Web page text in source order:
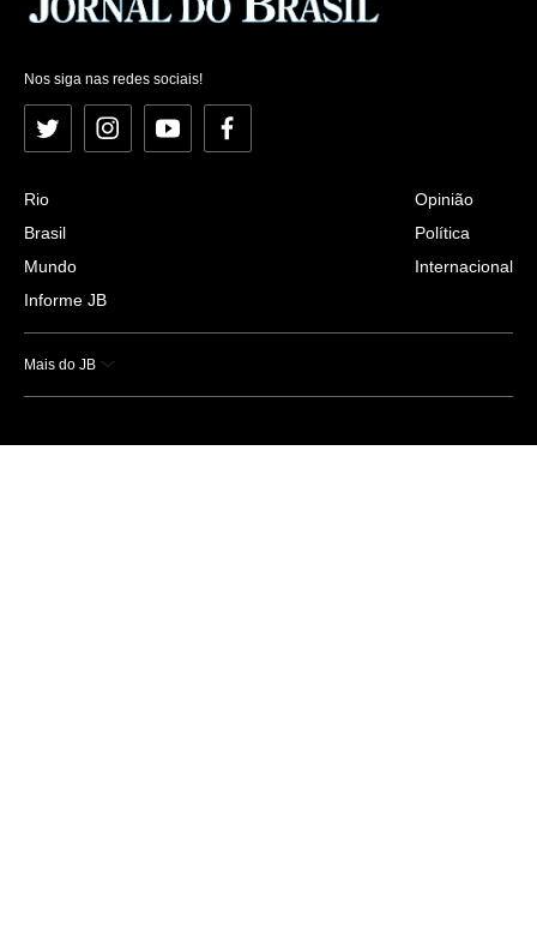
Nos siga nas redes sociais!
Twitter InstagramYouTubeFacebook
Rio
Brasil
Mundo
Informe JB
Opinião
Política
Internacional
Mais do JB
Esportes